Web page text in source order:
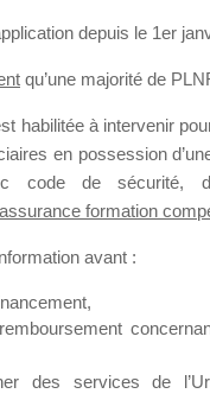
également les
message ou poser
depuis le 1er
qu’une majorité de
habilitée à intervenir
en possession
code de sécurité,
formation
avant :
des services de